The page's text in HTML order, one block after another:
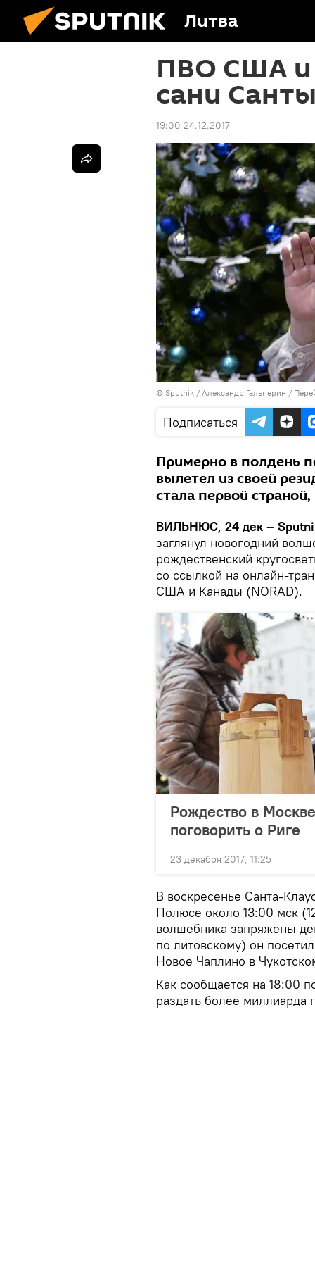
Литва
ПВО США и
сани
19:00 24.12.2017
© Sputnik / Александр Гальперин /
Подписаться
Примерно в полдень
вылетел из своей
стала первой
ВИЛЬНЮС, 24 дек –
заглянул новогодний
рождественский
со ссылкой на онлайн-
США и Канады (NORAD).
Рождество в
поговорить о Риге
23 декабря 2017, 11:25
В воскресенье Санта-
Полюсе около 13:00 мск
волшебника запряжены
по литовскому) он
Новое Чаплино в
Как сообщается на 18:00
раздать более миллиарда